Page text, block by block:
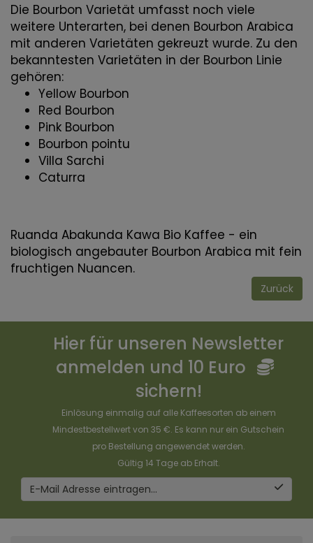
Die Bourbon Varietät umfasst noch viele
weitere Unterarten, bei denen Bourbon Arabica
mit anderen Varietäten gekreuzt wurde. Zu den
bekanntesten Varietäten in der Bourbon Linie
gehören:
Yellow Bourbon
Red Bourbon
Pink Bourbon
Bourbon pointu
Villa Sarchi
Caturra
Ruanda Abakunda Kawa Bio Kaffee - ein
biologisch angebauter Bourbon Arabica mit fein
fruchtigen Nuancen.
Zurück
Hier für unseren Newsletter
anmelden und 10 Euro
sichern!
Einlösung einmalig auf alle Kaffeesorten ab einem
Mindestbestellwert von 35 €. Es kann nur ein Gutschein
pro Bestellung angewendet werden.
Gültig 14 Tage ab Erhalt.
E-Mail Adresse eintragen...